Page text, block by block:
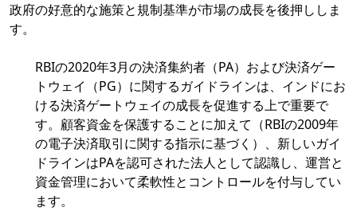
政府の好意的な施策と規制基準が市場の成長を後押ししま
す。
RBIの2020年3月の決済集約者（PA）および決済ゲー
トウェイ（PG）に関するガイドラインは、インドにお
ける決済ゲートウェイの成長を促進する上で重要で
す。顧客資金を保護することに加えて（RBIの2009年
の電子決済取引に関する指示に基づく）、新しいガイ
ドラインはPAを認可された法人として認識し、運営と
資金管理において柔軟性とコントロールを付与してい
ます。